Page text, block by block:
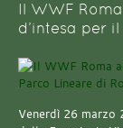
Il WWF
d’intesa per
Venerdì 26 marzo